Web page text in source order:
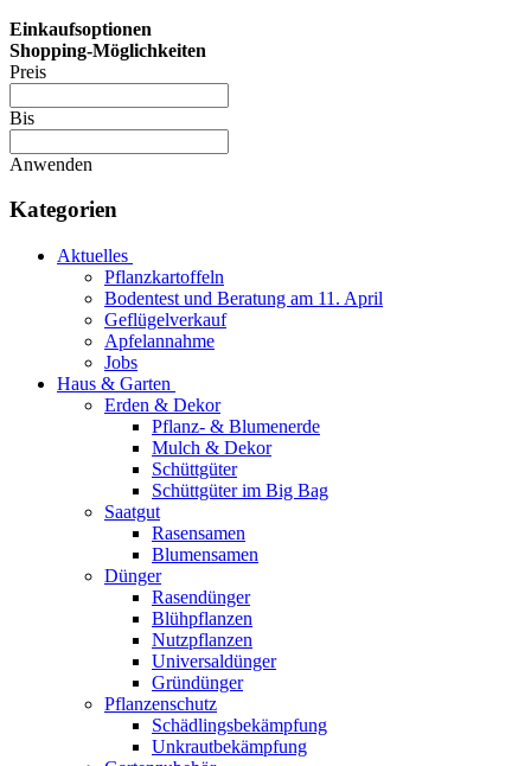
Einkaufsoptionen
Shopping-Möglichkeiten
Preis
Bis
Anwenden
Kategorien
Aktuelles
Pflanzkartoffeln
Bodentest und Beratung am 11. April
Geflügelverkauf
Apfelannahme
Jobs
Haus & Garten
Erden & Dekor
Pflanz- & Blumenerde
Mulch & Dekor
Schüttgüter
Schüttgüter im Big Bag
Saatgut
Rasensamen
Blumensamen
Dünger
Rasendünger
Blühpflanzen
Nutzpflanzen
Universaldünger
Gründünger
Pflanzenschutz
Schädlingsbekämpfung
Unkrautbekämpfung